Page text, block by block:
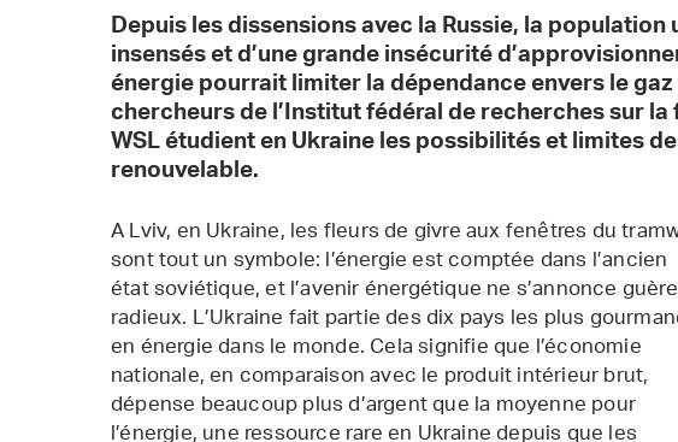
Depuis les dissensions avec la Russie, la
insensés et d’une grande insécurité
énergie pourrait limiter la dépendance envers le
chercheurs de l’Institut fédéral de recherches sur
WSL étudient en Ukraine les possibilités et limites
renouvelable.
A Lviv, en Ukraine, les fleurs de givre aux fenêtres du
sont tout un symbole: l’énergie est comptée dans l’ancien
état soviétique, et l’avenir énergétique ne s’annonce guère
radieux. L’Ukraine fait partie des dix pays les plus
en énergie dans le monde. Cela signifie que l’économie
nationale, en comparaison avec le produit intérieur brut,
dépense beaucoup plus d’argent que la moyenne pour